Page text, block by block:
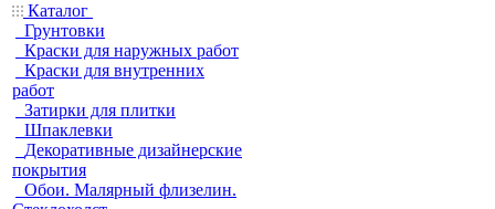
Каталог
Грунтовки
Краски для наружных работ
Краски для внутренних
работ
Затирки для плитки
Шпаклевки
Декоративные дизайнерские
покрытия
Обои. Малярный флизелин.